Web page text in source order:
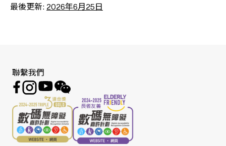
最後更新: 2026年6月25日
聯繫我們